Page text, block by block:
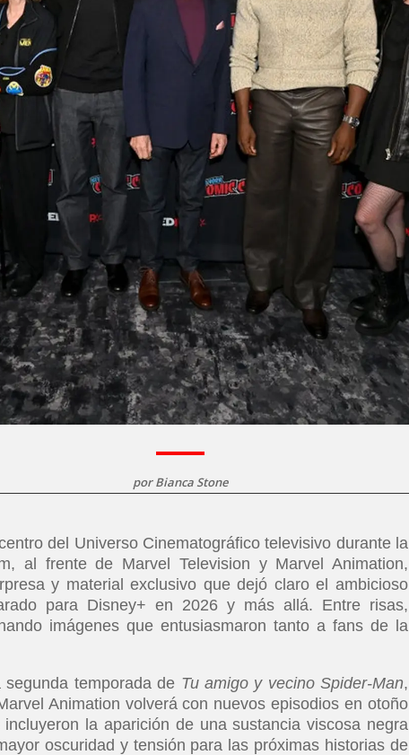
porBianca Stone
del Universo Cinematográfico televisivo durante la
al frente de Marvel Television y Marvel Animation,
y material exclusivo que dejó claro el ambicioso
para Disney+ en 2026 y más allá. Entre risas,
imágenes que entusiasmaron tanto a fans de la
temporada de Tu amigo y vecino Spider-Man,
Animation volverá con nuevos episodios en otoño
la aparición de una sustancia viscosa negra
oscuridad y tensión para las próximas historias de